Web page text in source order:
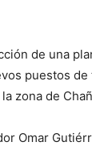
de una
puestos de
zona de
Omar